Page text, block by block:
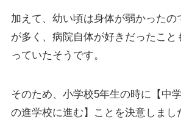
加えて、幼い頃は身体が弱かったの
が多く、病院自体が好きだったこと
っていたそうです。
そのため、小学校5年生の時に【中
の進学校に進む】ことを決意しまし